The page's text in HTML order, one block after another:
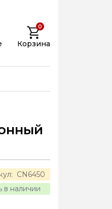
0
Корзина
CN6450
в наличии